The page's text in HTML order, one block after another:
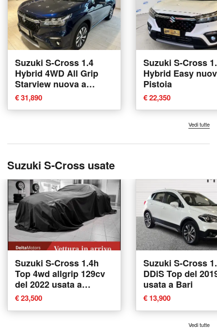
Suzuki S-Cross 1.4
Hybrid 4WD All Grip
Starview nuova a
Vercelli
€ 31,890
Suzuki S-Cross
Hybrid Easy
Pistoia
€ 22,350
Vedi tutte
Suzuki S-Cross usate
Suzuki S-Cross 1.4h
Top 4wd allgrip 129cv
del 2022 usata a
Montecosaro
€ 23,500
Suzuki S-Cross
DDiS Top del
usata a Bari
€ 13,900
Vedi tutte